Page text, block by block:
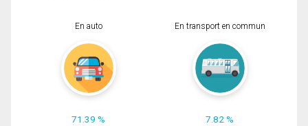
En auto
71.39 %
En transport en commun
7.82 %